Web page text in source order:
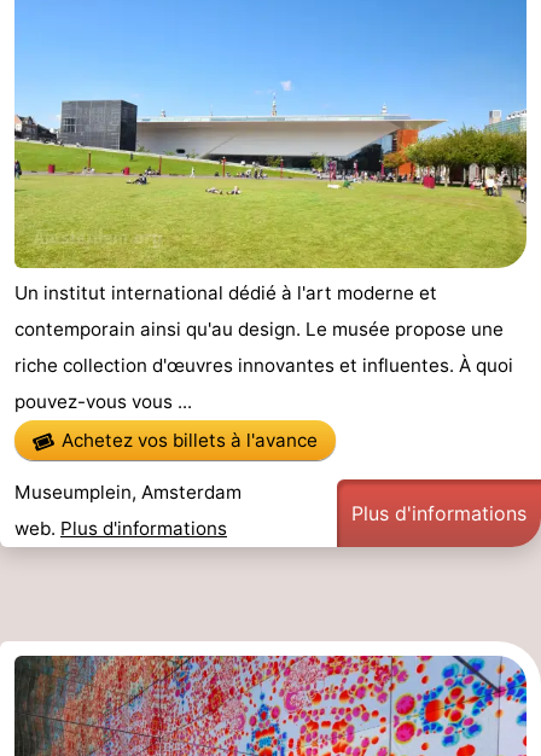
Un institut international dédié à l'art moderne et
contemporain ainsi qu'au design. Le musée propose une
riche collection d'œuvres innovantes et influentes. À quoi
pouvez-vous vous ...
Achetez vos billets à l'avance
Museumplein, Amsterdam
web. Plus d'informations
Plus d'informations